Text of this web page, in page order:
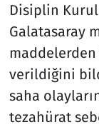
Disiplin
Galatasaray
verildiğini
saha
tezahürat